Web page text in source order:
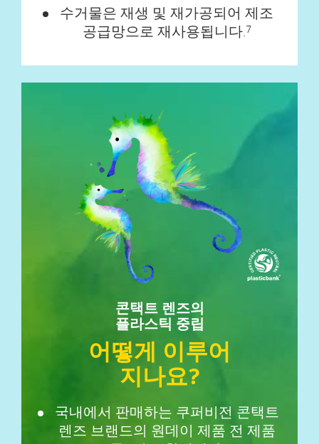
수거물은 재생 및 재가공되어 제조
공급망으로 재사용됩니다.7
콘택트 렌즈의
플라스틱 중립
어떻게 이루어
지나요?
국내에서 판매하는 쿠퍼비전 콘택트
렌즈 브랜드의 원데이 제품 전 제품